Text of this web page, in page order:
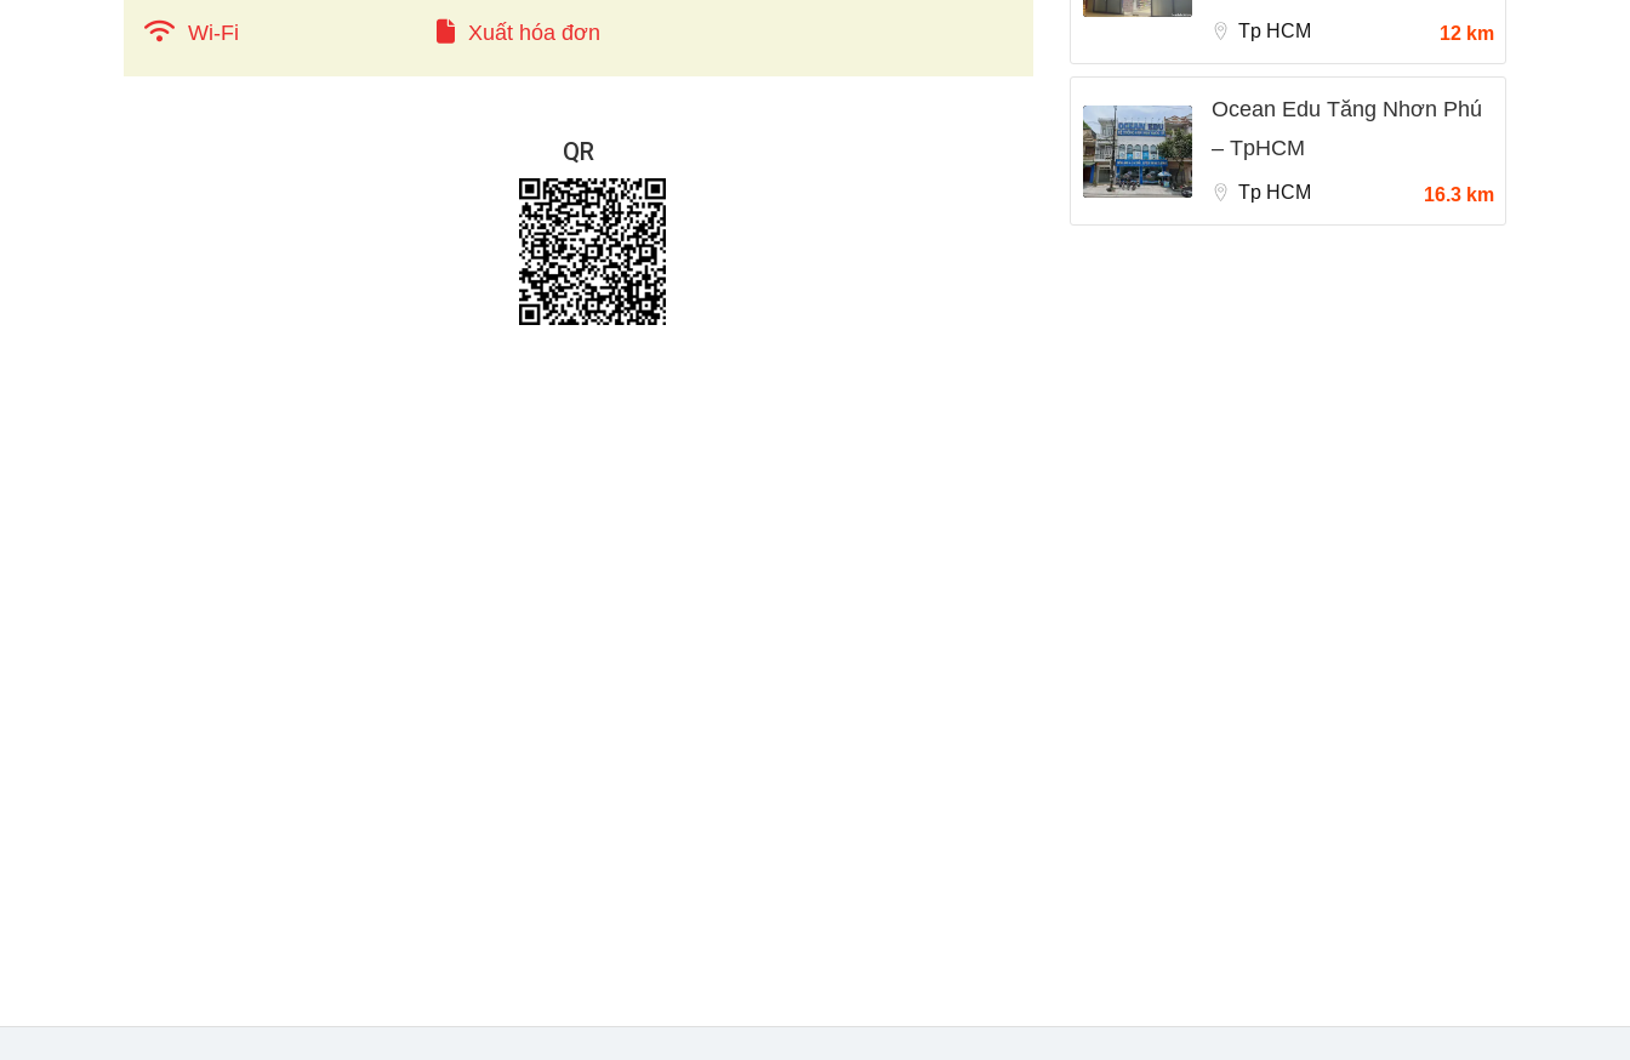
Wi-Fi Xuất hóa đơn
QR
Tp HCM 12 km
Ocean Edu Tăng Nhơn Phú
– TpHCM
Tp HCM 16.3 km